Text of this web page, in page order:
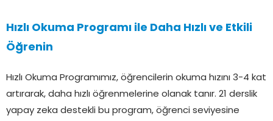
Hızlı Okuma Programı ile Daha Hızlı ve Etkili
Öğrenin
Hızlı Okuma Programımız, öğrencilerin okuma hızını 3-4 kat
artırarak, daha hızlı öğrenmelerine olanak tanır. 21 derslik
yapay zeka destekli bu program, öğrenci seviyesine